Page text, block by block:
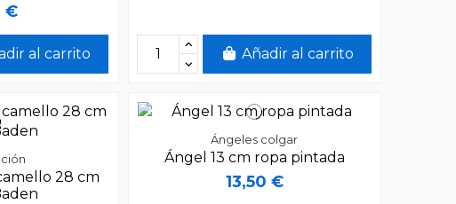
€
al carrito Añadir al carrito
28 cm
Ángeles colgar
Ángel 13 cm ropa pintada
13,50 €